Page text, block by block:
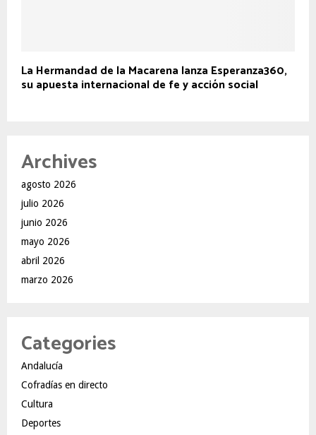
La Hermandad de la Macarena lanza Esperanza360,
su apuesta internacional de fe y acción social
Archives
agosto 2026
julio 2026
junio 2026
mayo 2026
abril 2026
marzo 2026
Categories
Andalucía
Cofradías en directo
Cultura
Deportes